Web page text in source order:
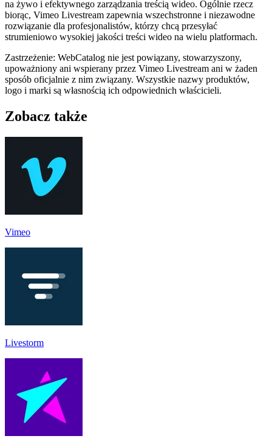
na żywo i efektywnego zarządzania treścią wideo. Ogólnie rzecz
biorąc, Vimeo Livestream zapewnia wszechstronne i niezawodne
rozwiązanie dla profesjonalistów, którzy chcą przesyłać
strumieniowo wysokiej jakości treści wideo na wielu platformach.
Zastrzeżenie: WebCatalog nie jest powiązany, stowarzyszony,
upoważniony ani wspierany przez Vimeo Livestream ani w żaden
sposób oficjalnie z nim związany. Wszystkie nazwy produktów,
logo i marki są własnością ich odpowiednich właścicieli.
Zobacz także
Vimeo
Livestorm